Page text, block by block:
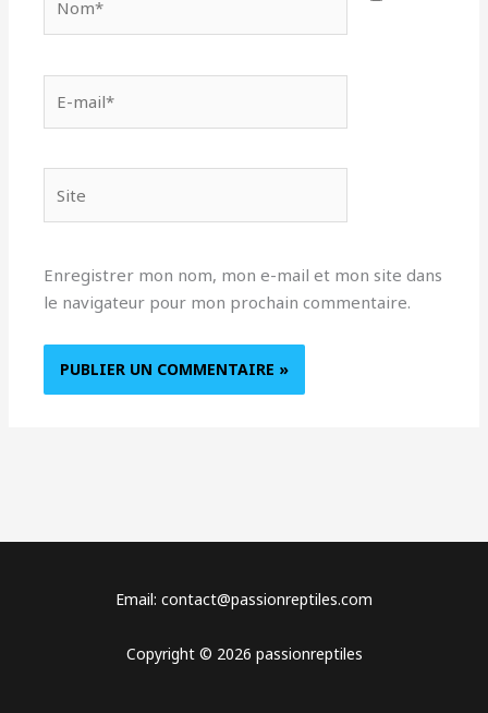
mail*
Enregistrer mon nom, mon e-mail et mon site dans
le navigateur pour mon prochain commentaire.
Email: contact@passionreptiles.com
Copyright © 2026 passionreptiles